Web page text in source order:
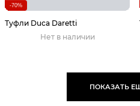
-70%
Туфли Duca Daretti
Нет в наличии
ПОКАЗАТЬ